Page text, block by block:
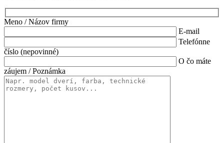
Meno / Názov firmy
E-mail
Telefónne
číslo (nepovinné)
O čo máte
záujem / Poznámka